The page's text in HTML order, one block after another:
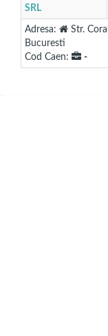
SRL
Adresa:
Str.
Bucuresti
Cod Caen:
-